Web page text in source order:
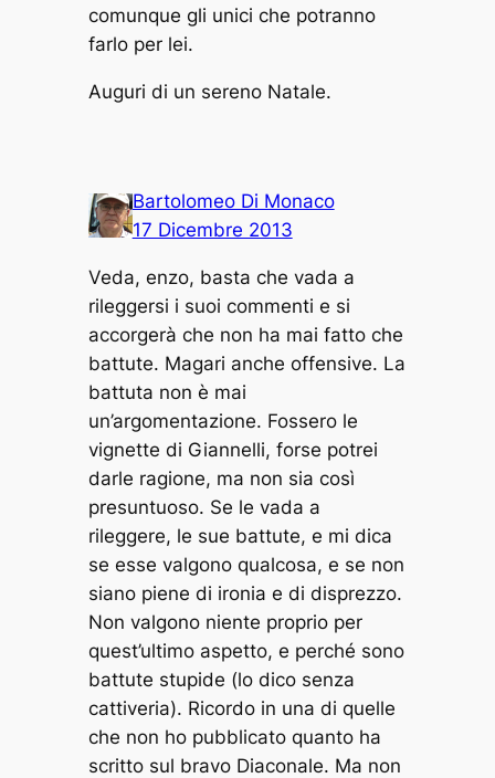
comunque gli unici che potranno
farlo per lei.
Auguri di un sereno Natale.
Bartolomeo Di Monaco
17 Dicembre 2013
Veda, enzo, basta che vada a
rileggersi i suoi commenti e si
accorgerà che non ha mai fatto che
battute. Magari anche offensive. La
battuta non è mai
un’argomentazione. Fossero le
vignette di Giannelli, forse potrei
darle ragione, ma non sia così
presuntuoso. Se le vada a
rileggere, le sue battute, e mi dica
se esse valgono qualcosa, e se non
siano piene di ironia e di disprezzo.
Non valgono niente proprio per
quest’ultimo aspetto, e perché sono
battute stupide (lo dico senza
cattiveria). Ricordo in una di quelle
che non ho pubblicato quanto ha
scritto sul bravo Diaconale. Ma non